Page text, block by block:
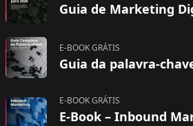
Guia de Marketing
E-BOOK GRÁTIS
Guia da palavra-
E-BOOK GRÁTIS
E-Book – Inbound